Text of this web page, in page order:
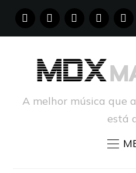
FACEBOOKINSTAGRAM
YOUTUBE
A melhor música que
está